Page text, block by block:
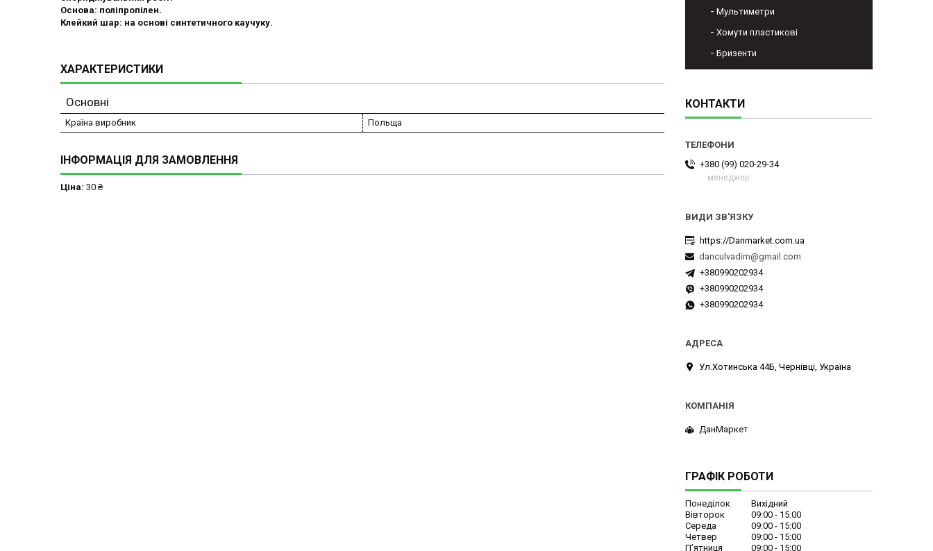
Основа: поліпропілен.
Клейкий шар: на основі синтетичного каучуку.
ХАРАКТЕРИСТИКИ
Основні
Країна виробник Польща
ІНФОРМАЦІЯ ДЛЯ ЗАМОВЛЕННЯ
Ціна: 30 ₴
Мультиметри
Хомути пластикові
Бризенти
КОНТАКТИ
+380 (99) 020-29-34
менеджер
https://Danmarket.com.ua
danculvadim@gmail.com
+380990202934
+380990202934
+380990202934
Ул.Хотинська 44Б, Чернівці, Україна
ДанМаркет
ГРАФІК РОБОТИ
Понеділок
Вихідний
Вівторок
09:00
15:00
Середа
09:00
15:00
Четвер
09:00
15:00
Пʼятниця
09:00 15:00